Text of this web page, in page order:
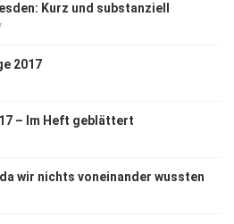
Kurz und substanziell
2017
– Im Heft geblättert
wir nichts voneinander wussten